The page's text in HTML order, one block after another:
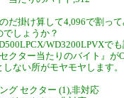
だ掛け算して4,096で割っ
でしょうか？
WD3200LPVXで
クター当たりのバイト』が
ない所がモヤモヤします。
グ セクター (1),非対応